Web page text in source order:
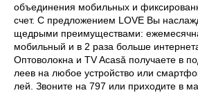
объединения мобильных и
счет. С предложением LOVE Вы
щедрыми преимуществами:
мобильный и в 2 раза больше
Оптоволокна и TV Acasă получаете в
леев на любое устройство или
лей. Звоните на 797 или приходите в